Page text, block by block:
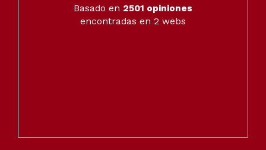
Basado en 2501 opiniones
encontradas en 2 webs